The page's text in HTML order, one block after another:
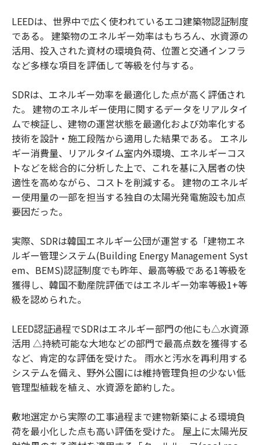
LEEDは、世界中で広く使われているエコ建築物認証制度
である。 建築物のエネルギー効率はもちろん、水資源の
活用、投入された資材の環境負荷、位置と交通インフラ
など多様な項目を評価して等級を付与する。
SDRは、エネルギー効率を最適化した点が高く評価され
た。 建物のエネルギー使用に関するデータをリアルタイ
ムで検証し、建物の運営状態を最適化および効率化する
技術を設計・施工段階から適用した結果である。 エネル
ギー消費量、リアルタイム室内外環境、エネルギーコス
トなどを総合的に分析した上で、これを基に入居者の快
適性を高めながら、コストを削減する。 建物のエネルギ
ー使用量の一部を担当する独自の太陽光発電施設も加点
要因だった。
実際、SDRは韓国エネルギー公団が運営する「建物エネ
ルギー管理システム(Building Energy Management Syst
em、BEMS)認証制度でも昨年、最高等級である1等級を
獲得し、韓国不動産院評価ではエネルギー効率等級1+等
級を認められた。
LEED認証過程でSDRはエネルギー部門の他にも△水資源
活用 △持続可能な大地などの部門で最高点数を獲得する
など、肯定的な評価を受けた。 雨水と汚水を再利用する
システムを備え、野外公園には維持管理負担の少ない低
管理型植栽を植え、水資源を節約した。
敷地選定から実際の工事過程まで建物新築による環境負
荷を最小化した点も高い評価を受けた。 屋上に太陽光反